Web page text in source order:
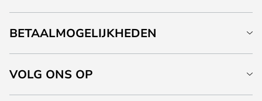
BETAALMOGELIJKHEDEN
VOLG ONS OP